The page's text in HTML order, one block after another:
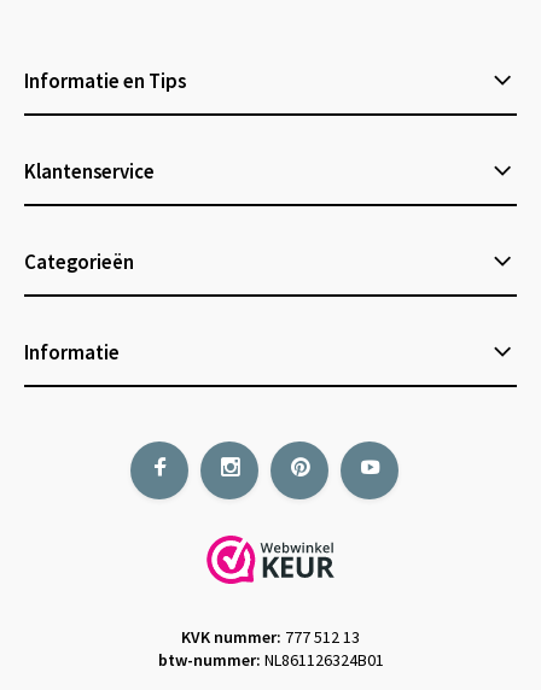
Informatie en Tips
Klantenservice
Categorieën
Informatie
KVK nummer: 777 512 13
btw-nummer: NL861126324B01